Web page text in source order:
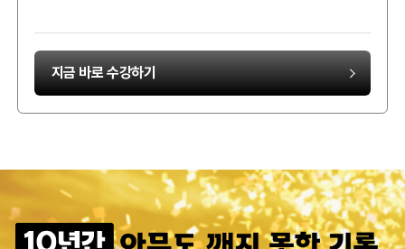
지금 바로 수강하기